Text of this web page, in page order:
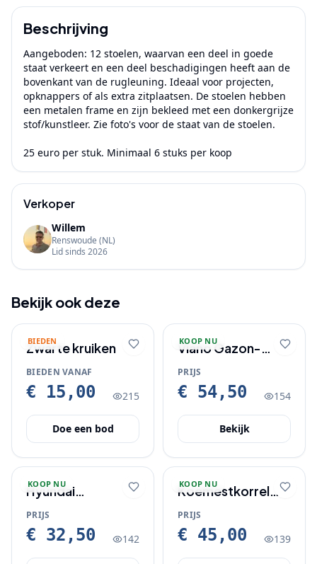
Beschrijving
Aangeboden: 12 stoelen, waarvan een deel in goede
staat verkeert en een deel beschadigingen heeft aan de
bovenkant van de rugleuning. Ideaal voor projecten,
opknappers of als extra zitplaatsen. De stoelen hebben
een metalen frame en zijn bekleed met een donkergrijze
stof/kunstleer. Zie foto's voor de staat van de stoelen.
25 euro per stuk. Minimaal 6 stuks per koop
Verkoper
Willem
Renswoude (NL)
Lid sinds 2026
Bekijk ook deze
BIEDEN
Zwarte kruiken
BIEDEN VANAF
€ 15,00 215
Doe een bod
KOOP NU
Viano Gazon-
booster 20 KG
PRIJS
€ 54,50 154
Bekijk
KOOP NU
Hyundai
draagbare
slanghaspel 20
PRIJS
€ 32,50 142
KOOP NU
Koemestkorrel
aanbieding.
PRIJS
€ 45,00 139